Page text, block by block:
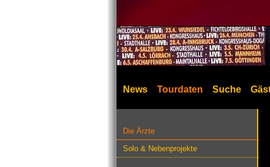
News Tourdaten Suche
Die Ärzte
Solo & Nebenprojekte